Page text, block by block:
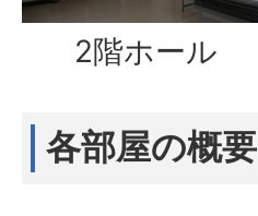
2階ホール
各部屋の概要